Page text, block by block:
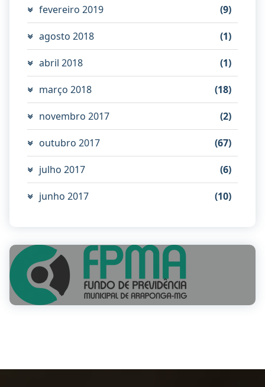
fevereiro 2019 (9)
agosto 2018 (1)
abril 2018 (1)
março 2018 (18)
novembro 2017 (2)
outubro 2017 (67)
julho 2017 (6)
junho 2017 (10)